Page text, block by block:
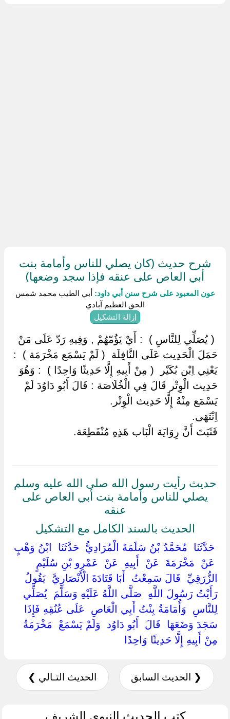
شرح حديث (كان يصلي للناس وأمامة بنت
أبي العاص على عنقه فإذا سجد وضعها)
عون المعبود على شرح سنن أبي داود: أبي الطيب محمد شمس
الحق العظيم آبادي
إزالة التشكيل
‏ ‏( يُصَلِّي لِلنَّاسِ ) ‏ ‏: أَيْ يَؤُمّهُمْ , وَفِيهِ رَدّ عَلَى مَنْ
حَمَلَ الْحَدِيث عَلَى النَّافِلَة ‏ ‏( لَمْ يَسْمَع مَخْرَمَة ) ‏ ‏:
يَعْنِي اِبْن بُكَيْر ‏ ‏( مِنْ أَبِيهِ إِلَّا حَدِيثًا وَاحِدًا ) ‏ ‏: وَهُوَ
حَدِيث الْوِتْر قَالَ فِي الْخُلَاصَة : قَالَ أَبُو دَاوُدَ لَمْ
يَسْمَع مِنْهُ إِلَّا حَدِيث الْوِتْر.
اِنْتَهَى.
فَثَبَتَ أَنَّ رِوَايَة الْبَاب هَذِهِ مُنْقَطِعَة.
حديث رأيت رسول الله صلى الله عليه وسلم
يصلي للناس وأمامة بنت أبي العاص على
عنقه
الحديث بالسند الكامل مع التشكيل
‏ ‏حَدَّثَنَا ‏ ‏مُحَمَّدُ بْنُ سَلَمَةَ الْمُرَادِيُّ ‏ ‏حَدَّثَنَا ‏ ‏ابْنُ وَهْبٍ
‏ ‏عَنْ ‏ ‏مَخْرَمَةَ ‏ ‏عَنْ ‏ ‏أَبِيهِ ‏ ‏عَنْ ‏ ‏عَمْرِو بْنِ سُلَيْمٍ
الزُّرَقِيِّ ‏ ‏قَالَ سَمِعْتُ ‏ ‏أَبَا قَتَادَةَ الْأَنْصَارِيَّ ‏ ‏يَقُولُ ‏
‏رَأَيْتُ رَسُولَ اللَّهِ ‏ ‏صَلَّى اللَّهُ عَلَيْهِ وَسَلَّمَ ‏ ‏يُصَلِّي
لِلنَّاسِ ‏ ‏وَأُمَامَةُ بِنْتُ أَبِي الْعَاصِ ‏ ‏عَلَى عُنُقِهِ فَإِذَا
سَجَدَ وَضَعَهَا ‏ ‏قَالَ ‏ ‏أَبُو دَاوُد ‏ ‏وَلَمْ يَسْمَعْ ‏ ‏مَخْرَمَةُ ‏
‏مِنْ أَبِيهِ إِلَّا حَدِيثًا وَاحِدًا ‏
❮ الحديث السابق الحديث التـالي ❯